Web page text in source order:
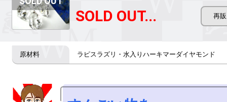
SOLD OUT...
ラピスラズリ・水入りハーキマーダイヤモンド